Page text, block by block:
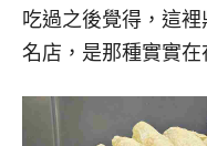
吃過之後覺得，這
名店，是那種實實在